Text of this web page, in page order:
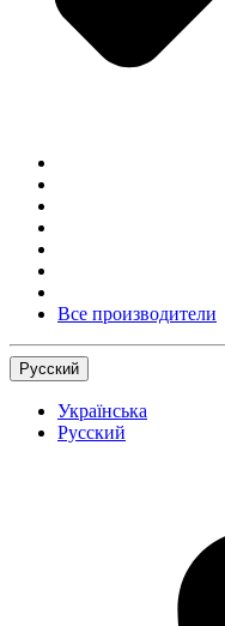
Все производители
Русский
Українська
Русский